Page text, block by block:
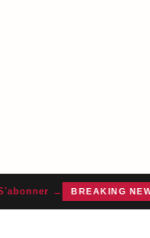
→ BREAKING NEWS